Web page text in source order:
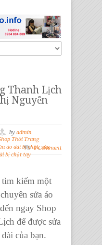
Thanh Lịch
Nguyễn
by admin
Thời Trang
áo dài bị chật,sửa
bị chật tay
0 Comment
tìm kiếm một
sửa áo
ngay Shop
để được sửa
của bạn.